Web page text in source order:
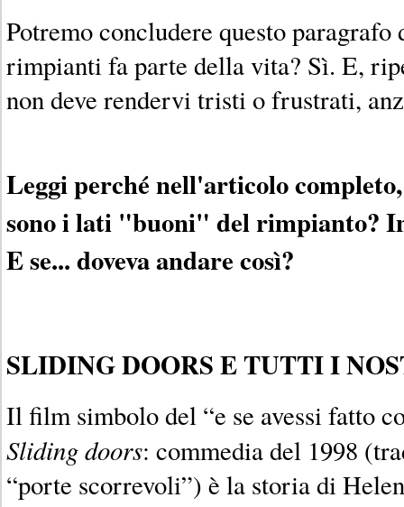
Potremo concludere questo paragrafo
rimpianti fa parte della vita? Sì. E,
non deve rendervi tristi o frustrati,
Leggi perché nell'articolo
sono i lati "buoni" del rimpianto?
E se... doveva andare così?
SLIDING DOORS E TUTTI I
Il film simbolo del “e se avessi fatto
Sliding doors: commedia del 1998
“porte scorrevoli”) è la storia di